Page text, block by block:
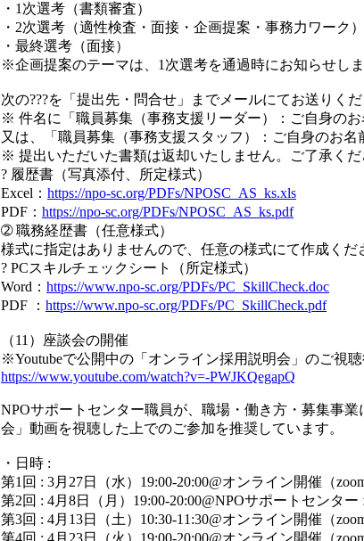
・1次選考（書類審査）
・2次選考（適性検査・面接・企画提案・事務力ワーク）
・最終選考（面接）
※企画提案のテーマは、1次選考を通過時にお知らせし
次の???を「提出先・問合せ」までメールにてお送りくだ
※ 件名に「職員募集（事務支援リーダー）：ご自身のお
又は、「職員募集（事務支援スタッフ）：ご自身のお名
※ 提出いただいた書類は返却いたしません。ご了承くだ
? 履歴書（写真添付、所定様式）
Excel： https://npo-sc.org/PDFs/NPOSC_AS_ks.xls
PDF： https://npo-sc.org/PDFs/NPOSC_AS_ks.pdf
➁ 職務経歴書（任意様式）
様式に指定はありませんので、任意の様式にて作成くだ
? PCスキルチェックシート（所定様式）
Word： https://www.npo-sc.org/PDFs/PC_SkillCheck.doc
PDF ： https://www.npo-sc.org/PDFs/PC_SkillCheck.pdf
（11）座談会の開催
※Youtubeで公開中の「オンライン採用説明会」のご視
https://www.youtube.com/watch?v=-PWJKQegapQ
NPOサポートセンター職員が、職場・働き方・募集事
会」動画を視聴した上でのご参加を推奨しています。
・日時 :
第1回 : 3月27日（水）19:00-20:00@オンライン開催（zoom
第2回 : 4月8日（月）19:00-20:00@NPOサポートセンター
第3回 : 4月13日（土）10:30-11:30@オンライン開催（zoom
第4回 : 4月23日（火）19:00-20:00@オンライン開催（zoom